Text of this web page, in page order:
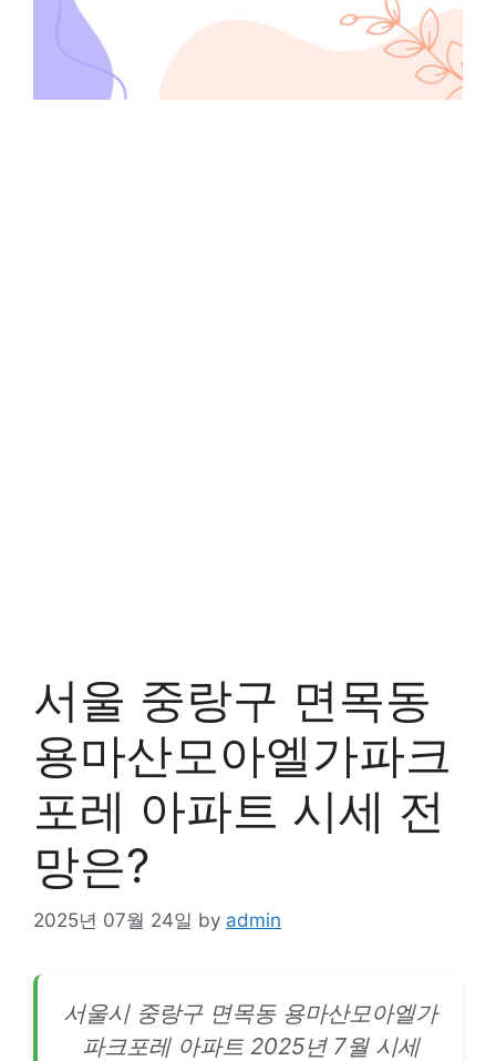
서울 중랑구 면목동
용마산모아엘가파크
포레 아파트 시세 전
망은?
2025년 07월 24일 by admin
서울시 중랑구 면목동 용마산모아엘가
파크포레 아파트2025년 7월 시세